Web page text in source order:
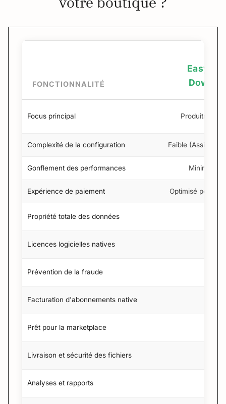
FONCTIONNALITÉ
Easy
Focus principal Produits
Complexité de la configuration Faible (Assistant
Gonflement des performances Minimal
Expérience de paiement Optimisé pour le
Propriété totale des données
Licences logicielles natives
Prévention de la fraude
Facturation d'abonnements native
Prêt pour la marketplace
Livraison et sécurité des fichiers
Analyses et rapports